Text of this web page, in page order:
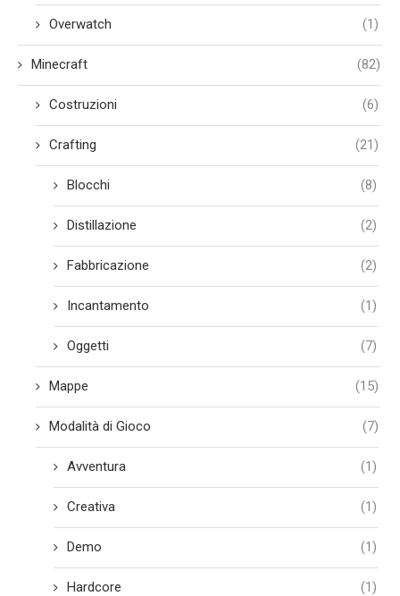
Overwatch (1)
Minecraft (82)
Costruzioni (6)
Crafting (21)
Blocchi (8)
Distillazione (2)
Fabbricazione (2)
Incantamento (1)
Oggetti (7)
Mappe (15)
Modalità di Gioco (7)
Avventura (1)
Creativa (1)
Demo (1)
Hardcore (1)